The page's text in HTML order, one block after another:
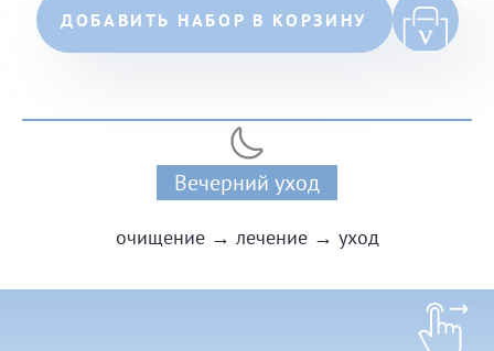
ДОБАВИТЬ НАБОР В КОРЗИНУ
Вечерний уход
очищение → лечение → уход